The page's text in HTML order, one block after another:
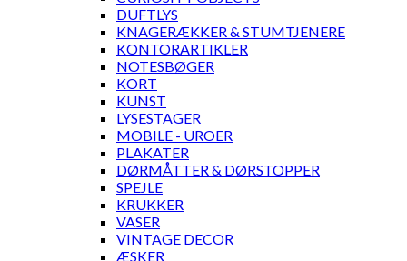
DUFTLYS
KNAGERÆKKER & STUMTJENERE
KONTORARTIKLER
NOTESBØGER
KORT
KUNST
LYSESTAGER
MOBILE - UROER
PLAKATER
DØRMÅTTER & DØRSTOPPER
SPEJLE
KRUKKER
VASER
VINTAGE DECOR
ÆSKER